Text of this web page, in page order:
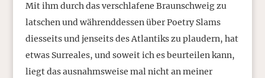
Mit ihm durch das verschlafene Braunschweig zu
latschen und währenddessen über Poetry Slams
diesseits und jenseits des Atlantiks zu plaudern, hat
etwas Surreales, und soweit ich es beurteilen kann,
liegt das ausnahmsweise mal nicht an meiner